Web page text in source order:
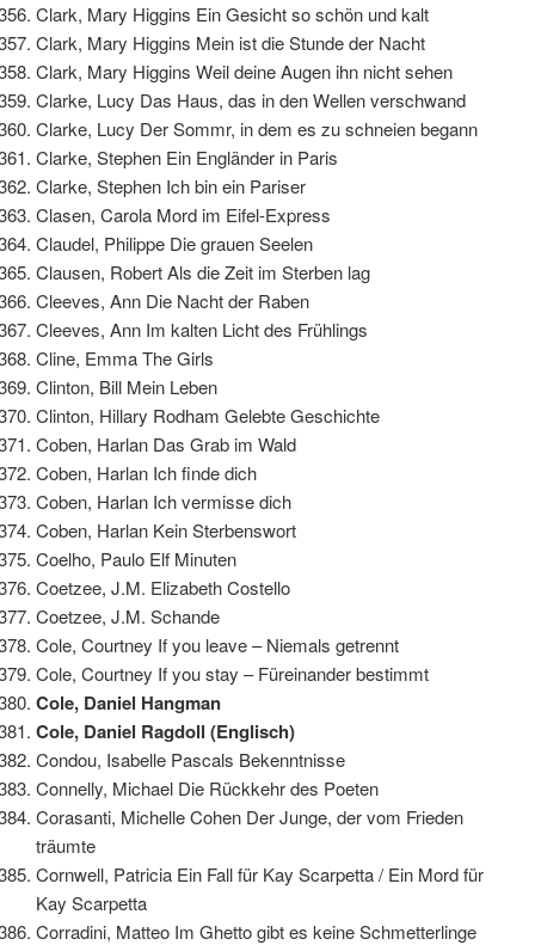
Clark, Mary Higgins Ein Gesicht so schön und kalt
Clark, Mary Higgins Mein ist die Stunde der Nacht
Clark, Mary Higgins Weil deine Augen ihn nicht sehen
Clarke, Lucy Das Haus, das in den Wellen verschwand
Clarke, Lucy Der Sommr, in dem es zu schneien begann
Clarke, Stephen Ein Engländer in Paris
Clarke, Stephen Ich bin ein Pariser
Clasen, Carola Mord im Eifel-Express
Claudel, Philippe Die grauen Seelen
Clausen, Robert Als die Zeit im Sterben lag
Cleeves, Ann Die Nacht der Raben
Cleeves, Ann Im kalten Licht des Frühlings
Cline, Emma The Girls
Clinton, Bill Mein Leben
Clinton, Hillary Rodham Gelebte Geschichte
Coben, Harlan Das Grab im Wald
Coben, Harlan Ich finde dich
Coben, Harlan Ich vermisse dich
Coben, Harlan Kein Sterbenswort
Coelho, Paulo Elf Minuten
Coetzee, J.M. Elizabeth Costello
Coetzee, J.M. Schande
Cole, Courtney If you leave – Niemals getrennt
Cole, Courtney If you stay – Füreinander bestimmt
Cole, Daniel Hangman
Cole, Daniel Ragdoll (Englisch)
Condou, Isabelle Pascals Bekenntnisse
Connelly, Michael Die Rückkehr des Poeten
Corasanti, Michelle Cohen Der Junge, der vom Frieden
träumte
Cornwell, Patricia Ein Fall für Kay Scarpetta / Ein Mord für
Kay Scarpetta
Corradini, Matteo Im Ghetto gibt es keine Schmetterlinge